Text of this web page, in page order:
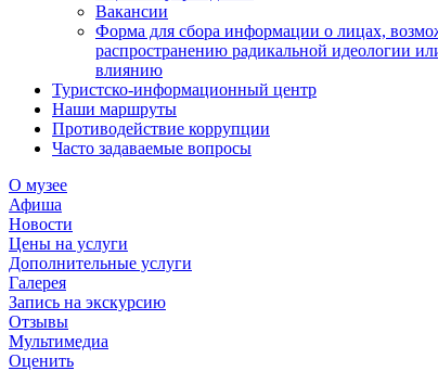
Вакансии
Форма для сбора информации о лицах,
распространению радикальной идеологии
влиянию
Туристско-информационный центр
Наши маршруты
Противодействие коррупции
Часто задаваемые вопросы
О музее
Афиша
Новости
Цены на услуги
Дополнительные услуги
Галерея
Запись на экскурсию
Отзывы
Мультимедиа
Оценить